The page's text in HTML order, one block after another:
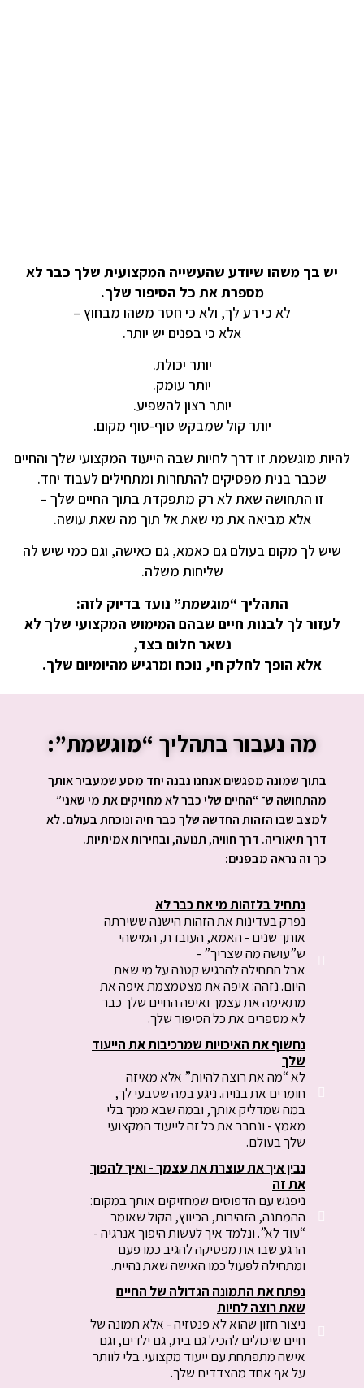
יש בך משהו שיודע שהעשייה המקצועית שלך כבר לא
מספרת את כל הסיפור שלך.
לא כי רע לך, ולא כי חסר משהו מבחוץ –
אלא כי בפנים יש יותר.
יותר יכולת.
יותר עומק.
יותר רצון להשפיע.
יותר קול שמבקש סוף-סוף מקום.
להיות מוגשמת זו דרך לחיות שבה הייעוד המקצועי שלך והחיים
שכבר בנית מפסיקים להתחרות ומתחילים לעבוד יחד.
זו התחושה שאת לא רק מתפקדת בתוך החיים שלך –
אלא מביאה את מי שאת אל תוך מה שאת עושה.
שיש לך מקום בעולם גם כאמא, גם כאישה, וגם כמי שיש לה
שליחות משלה.
התהליך “מוגשמת” נועד בדיוק לזה:
לעזור לך לבנות חיים שבהם המימוש המקצועי שלך לא
נשאר חלום בצד,
אלא הופך לחלק חי, נוכח ומרגיש מהיומיום שלך.
מה נעבור בתהליך “מוגשמת”:
בתוך שמונה מפגשים אנחנו נבנה יחד מסע שמעביר אותך
מהתחושה ש־ “החיים שלי כבר לא מחזיקים את מי שאני”
למצב שבו הזהות החדשה שלך כבר חיה ונוכחת בעולם. לא
דרך תיאוריה. דרך חוויה, תנועה, ובחירות אמיתיות.
כך זה נראה מבפנים:
נתחיל בלזהות מי את כבר לא
נפרק בעדינות את הזהות הישנה ששירתה
אותך שנים - האמא, העובדת, המישהי
ש”עושה מה שצריך” -
אבל התחילה להרגיש קטנה על מי שאת
היום. נזהה: איפה את מצטמצמת איפה את
מתאימה את עצמך ואיפה החיים שלך כבר
לא מספרים את כל הסיפור שלך.
נחשוף את האיכויות שמרכיבות את הייעוד
שלך
לא “מה את רוצה להיות” אלא מאיזה
חומרים את בנויה. ניגע במה שטבעי לך,
במה שמדליק אותך, ובמה שבא ממך בלי
מאמץ - ונחבר את כל זה לייעוד המקצועי
שלך בעולם.
נבין איך את עוצרת את עצמך - ואיך להפוך
את זה
ניפגש עם הדפוסים שמחזיקים אותך במקום:
ההמתנה, הזהירות, הכיווץ, הקול שאומר
“עוד לא”. ונלמד איך לעשות היפוך אנרגיה -
הרגע שבו את מפסיקה להגיב כמו פעם
ומתחילה לפעול כמו האישה שאת נהיית.
נפתח את התמונה הגדולה של החיים
שאת רוצה לחיות
ניצור חזון שהוא לא פנטזיה - אלא תמונה של
חיים שיכולים להכיל גם בית, גם ילדים, וגם
אישה מתפתחת עם ייעוד מקצועי. בלי לוותר
על אף אחד מהצדדים שלך.